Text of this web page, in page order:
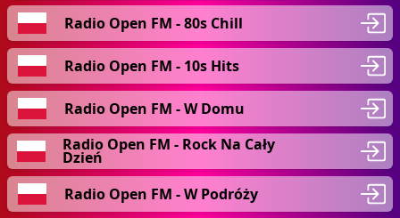
Radio Open FM - 80s Chill
Radio Open FM - 10s Hits
Radio Open FM - W Domu
Radio Open FM - Rock Na Cały
Dzień
Radio Open FM - W Podróży